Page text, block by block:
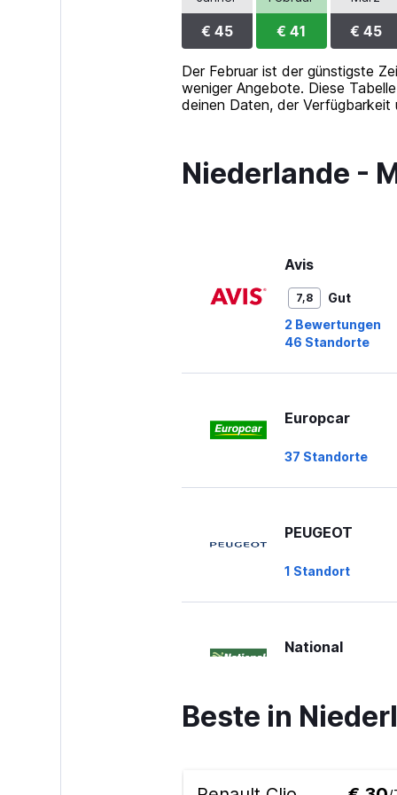
Range:
to
60.
€ 45 € 41 € 45
Der Februar ist der günstigste
weniger Angebote. Diese
deinen Daten, der Verfügbarkeit
Niederlande -
Avis
7,8
Gut
2 Bewertungen
46 Standorte
Europcar
37 Standorte
PEUGEOT
1 Standort
National
Beste in